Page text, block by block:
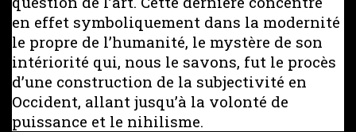
en effet symboliquement dans la modernité
le propre de l’humanité, le mystère de son
intériorité qui, nous le savons, fut le procès
d’une construction de la subjectivité en
Occident, allant jusqu’à la volonté de
puissance et le nihilisme.